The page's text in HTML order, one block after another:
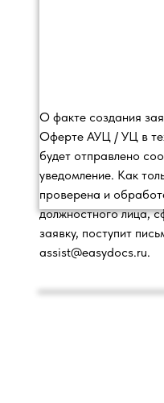
О факте создания
Оферте АУЦ / УЦ в
будет отправлено
уведомление. Как
проверена и
должностного лица,
заявку, поступит
assist@easydocs.ru.